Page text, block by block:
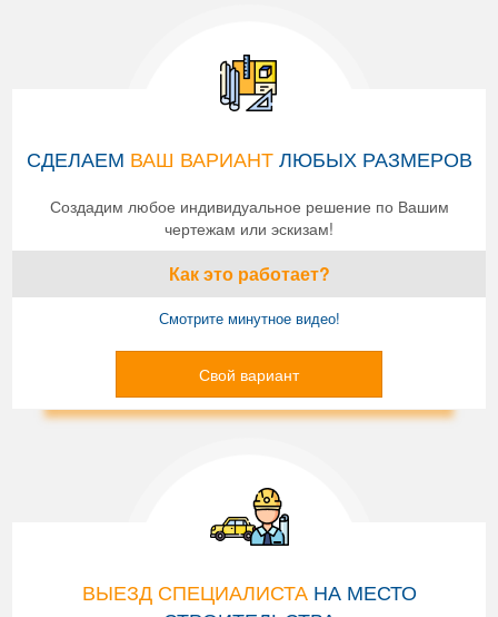
СДЕЛАЕМ ВАШ ВАРИАНТЛЮБЫХ РАЗМЕРОВ
Создадим любое индивидуальное решение по Вашим
чертежам или эскизам!
Как это работает?
Смотрите минутное видео!
Свой вариант
ВЫЕЗД СПЕЦИАЛИСТАНА МЕСТО